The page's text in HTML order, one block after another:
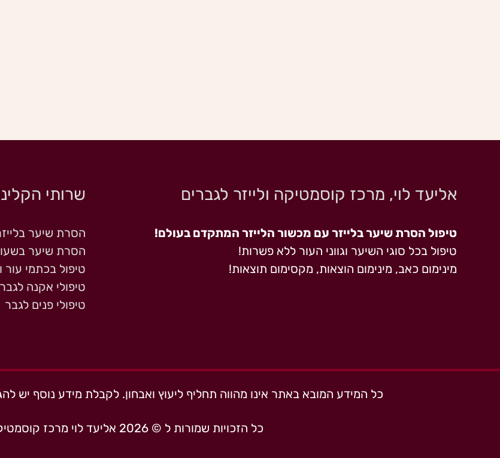
אליעד לוי, מרכז קוסמטיקה ולייזר לגברים
טיפול הסרת שיער בלייזר עם מכשור הלייזר המתקדם בעולם!
טיפול בכל סוגי השיער וגווני העור ללא פשרות!
מינימום כאב, מינימום הוצאות, מקסימום תוצאות!
שרותי
הסרת שיער
הסרת שיער
טיפול בכתמי עור
טיפולי אקנה
טיפולי פנים לגבר
כל המידע המובא באתר אינו מהווה תחליף ליעוץ ואבחון. לקבלת מידע נוסף יש
כל הזכויות שמורות ל © 2026 אליעד לוי מרכז